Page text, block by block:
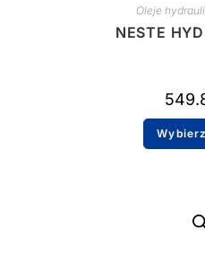
Oleje
NESTE